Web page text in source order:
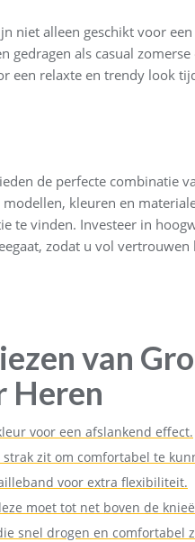
niet alleen geschikt voor
gedragen als casual
een relaxte en trendy look
de perfecte combinatie
kleuren en
te vinden. Investeer in
zodat u vol
van
Heren
voor een afslankend effect.
zit om comfortabel te
voor extra flexibiliteit.
moet tot net boven de
snel drogen en comfortabel